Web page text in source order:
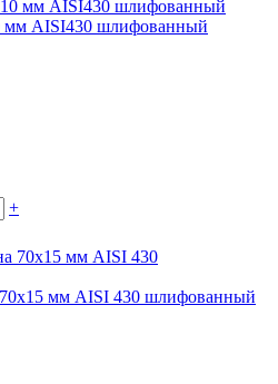
мм AISI430 шлифованный
+
мм AISI 430 шлифованный